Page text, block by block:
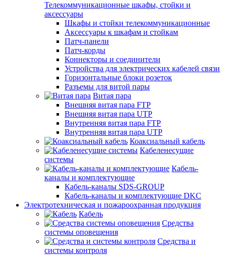
Телекоммуникационные шкафы, стойки и
аксессуары
Шкафы и стойки телекоммуникационные
Аксессуары к шкафам и стойкам
Патч-панели
Патч-корды
Коннекторы и соединители
Устройства для электрических кабелей связи
Горизонтальные блоки розеток
Разъемы для витой пары
Витая пара
Внешняя витая пара FTP
Внешняя витая пара UTP
Внутренняя витая пара FTP
Внутренняя витая пара UTP
Коаксиальный кабель
Кабеленесущие
системы
Кабель-
каналы и комплектующие
Кабель-каналы SDS-GROUP
Кабель-каналы и комплектующие DKC
Электротехническая и пожароохранная продукция
Кабель
Средства
системы оповещения
Средства и
системы контроля